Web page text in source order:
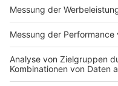
powered by
Silbermond und heißt:
Anzeige